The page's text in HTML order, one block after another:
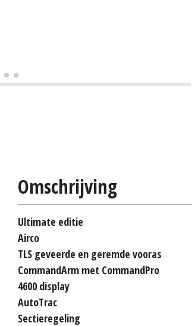
Omschrijving
Ultimate editie
Airco
TLS geveerde en geremde vooras
CommandArm met CommandPro
4600 display
AutoTrac
Sectieregeling